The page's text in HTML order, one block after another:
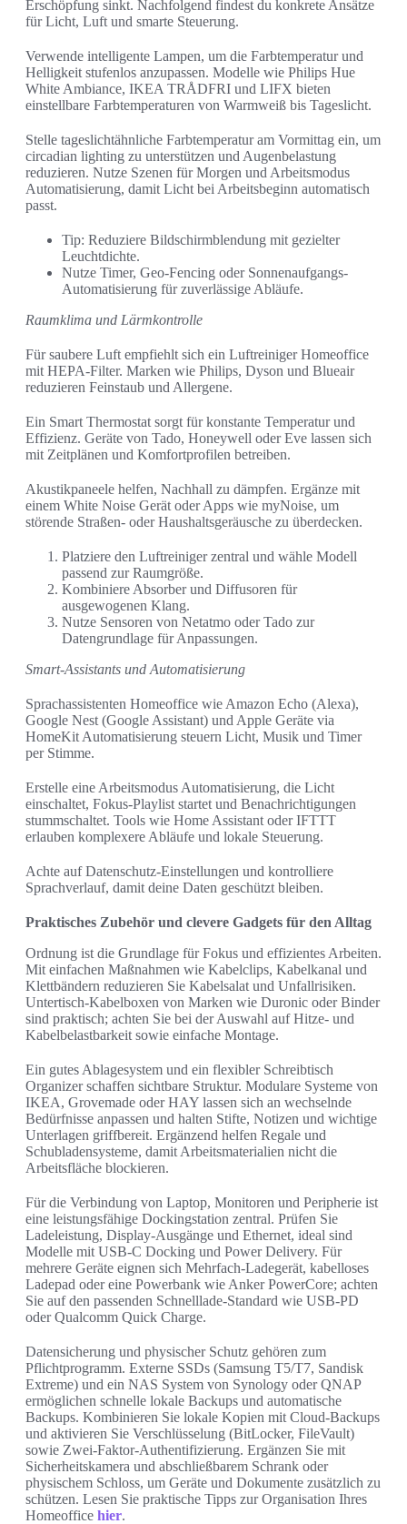
Erschöpfung sinkt. Nachfolgend findest du konkrete Ansätze
für Licht, Luft und smarte Steuerung.
Verwende intelligente Lampen, um die Farbtemperatur und
Helligkeit stufenlos anzupassen. Modelle wie Philips Hue
White Ambiance, IKEA TRÅDFRI und LIFX bieten
einstellbare Farbtemperaturen von Warmweiß bis Tageslicht.
Stelle tageslichtähnliche Farbtemperatur am Vormittag ein, um
circadian lighting zu unterstützen und Augenbelastung
reduzieren. Nutze Szenen für Morgen und Arbeitsmodus
Automatisierung, damit Licht bei Arbeitsbeginn automatisch
passt.
Tip: Reduziere Bildschirmblendung mit gezielter
Leuchtdichte.
Nutze Timer, Geo-Fencing oder Sonnenaufgangs-
Automatisierung für zuverlässige Abläufe.
Raumklima und Lärmkontrolle
Für saubere Luft empfiehlt sich ein Luftreiniger Homeoffice
mit HEPA-Filter. Marken wie Philips, Dyson und Blueair
reduzieren Feinstaub und Allergene.
Ein Smart Thermostat sorgt für konstante Temperatur und
Effizienz. Geräte von Tado, Honeywell oder Eve lassen sich
mit Zeitplänen und Komfortprofilen betreiben.
Akustikpaneele helfen, Nachhall zu dämpfen. Ergänze mit
einem White Noise Gerät oder Apps wie myNoise, um
störende Straßen- oder Haushaltsgeräusche zu überdecken.
Platziere den Luftreiniger zentral und wähle Modell
passend zur Raumgröße.
Kombiniere Absorber und Diffusoren für
ausgewogenen Klang.
Nutze Sensoren von Netatmo oder Tado zur
Datengrundlage für Anpassungen.
Smart-Assistants und Automatisierung
Sprachassistenten Homeoffice wie Amazon Echo (Alexa),
Google Nest (Google Assistant) und Apple Geräte via
HomeKit Automatisierung steuern Licht, Musik und Timer
per Stimme.
Erstelle eine Arbeitsmodus Automatisierung, die Licht
einschaltet, Fokus-Playlist startet und Benachrichtigungen
stummschaltet. Tools wie Home Assistant oder IFTTT
erlauben komplexere Abläufe und lokale Steuerung.
Achte auf Datenschutz-Einstellungen und kontrolliere
Sprachverlauf, damit deine Daten geschützt bleiben.
Praktisches Zubehör und clevere Gadgets für den Alltag
Ordnung ist die Grundlage für Fokus und effizientes Arbeiten.
Mit einfachen Maßnahmen wie Kabelclips, Kabelkanal und
Klettbändern reduzieren Sie Kabelsalat und Unfallrisiken.
Untertisch-Kabelboxen von Marken wie Duronic oder Binder
sind praktisch; achten Sie bei der Auswahl auf Hitze- und
Kabelbelastbarkeit sowie einfache Montage.
Ein gutes Ablagesystem und ein flexibler Schreibtisch
Organizer schaffen sichtbare Struktur. Modulare Systeme von
IKEA, Grovemade oder HAY lassen sich an wechselnde
Bedürfnisse anpassen und halten Stifte, Notizen und wichtige
Unterlagen griffbereit. Ergänzend helfen Regale und
Schubladensysteme, damit Arbeitsmaterialien nicht die
Arbeitsfläche blockieren.
Für die Verbindung von Laptop, Monitoren und Peripherie ist
eine leistungsfähige Dockingstation zentral. Prüfen Sie
Ladeleistung, Display-Ausgänge und Ethernet, ideal sind
Modelle mit USB-C Docking und Power Delivery. Für
mehrere Geräte eignen sich Mehrfach-Ladegerät, kabelloses
Ladepad oder eine Powerbank wie Anker PowerCore; achten
Sie auf den passenden Schnelllade-Standard wie USB-PD
oder Qualcomm Quick Charge.
Datensicherung und physischer Schutz gehören zum
Pflichtprogramm. Externe SSDs (Samsung T5/T7, Sandisk
Extreme) und ein NAS System von Synology oder QNAP
ermöglichen schnelle lokale Backups und automatische
Backups. Kombinieren Sie lokale Kopien mit Cloud-Backups
und aktivieren Sie Verschlüsselung (BitLocker, FileVault)
sowie Zwei-Faktor-Authentifizierung. Ergänzen Sie mit
Sicherheitskamera und abschließbarem Schrank oder
physischem Schloss, um Geräte und Dokumente zusätzlich zu
schützen. Lesen Sie praktische Tipps zur Organisation Ihres
Homeoffice hier.